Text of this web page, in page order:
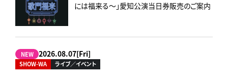
には福来る～」愛知公演当日券販売のご案内
NEW 2026.08.07[Fri]
SHOW-WA ライブ／イベント